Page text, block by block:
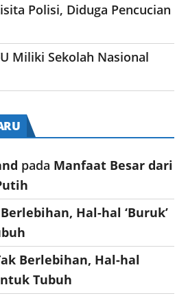
Polisi, Diduga Pencucian
Miliki Sekolah Nasional
pada Manfaat Besar dari
Hal-hal ‘Buruk’
Berlebihan, Hal-hal
Tubuh